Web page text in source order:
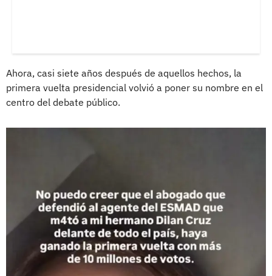
Ahora, casi siete años después de aquellos hechos, la
primera vuelta presidencial volvió a poner su nombre en el
centro del debate público.